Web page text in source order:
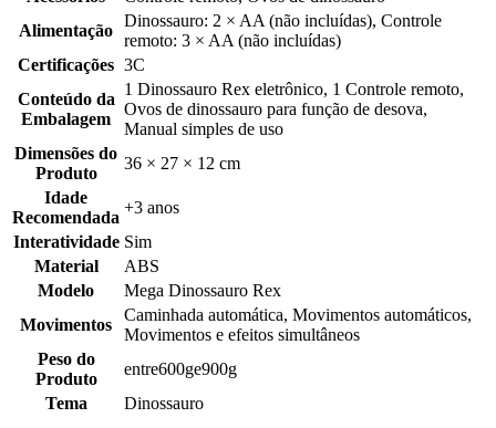
Alimentação
Dinossauro: 2 × AA (não incluídas), Controle
remoto: 3 × AA (não incluídas)
Certificações 3C
Conteúdo da
Embalagem
1 Dinossauro Rex eletrônico, 1 Controle remoto,
Ovos de dinossauro para função de desova,
Manual simples de uso
Dimensões do
Produto
36 × 27 × 12 cm
Idade
Recomendada
+3 anos
Interatividade Sim
Material
ABS
Modelo
Mega Dinossauro Rex
Movimentos
Caminhada automática, Movimentos automáticos,
Movimentos e efeitos simultâneos
Peso do
Produto
entre600ge900g
Tema
Dinossauro